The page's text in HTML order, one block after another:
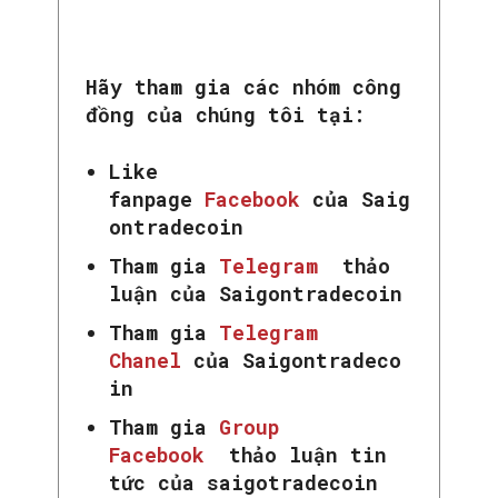
Hãy tham gia các nhóm công
đồng của chúng tôi tại:
Like
fanpage Facebook của Saig
ontradecoin
Tham gia Telegram
thảo
luận của Saigontradecoin
Tham gia Telegram
Chanel của Saigontradeco
in
Tham gia Group
Facebook
thảo luận tin
tức của saigotradecoin